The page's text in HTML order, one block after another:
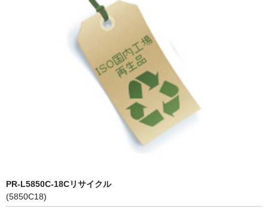
特定商取引法に基づく表示
貴社都合返品
PR-L5850C-18Cリサイクル
(5850C18)